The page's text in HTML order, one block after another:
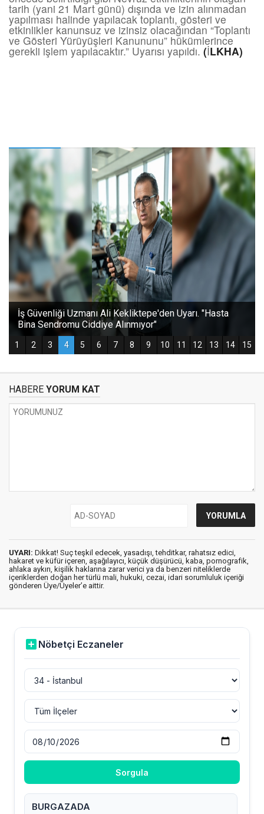
tarih (yani 21 Mart günü) dışında ve izin alınmadan
yapılması halinde yapılacak toplantı, gösteri ve
etkinlikler kanunsuz ve izinsiz olacağından “Toplantı
ve Gösteri Yürüyüşleri Kanununu” hükümlerince
gerekli işlem yapılacaktır.” Uyarısı yapıldı. (İLKHA)
HABERE YORUM KAT
UYARI: Dikkat! Suç teşkil edecek, yasadışı, tehditkar, rahatsız edici,
hakaret ve küfür içeren, aşağılayıcı, küçük düşürücü, kaba, pornografik,
ahlaka aykırı, kişilik haklarına zarar verici ya da benzeri niteliklerde
içeriklerden doğan her türlü mali, hukuki, cezai, idari sorumluluk içeriği
gönderen Üye/Üyeler’e aittir.